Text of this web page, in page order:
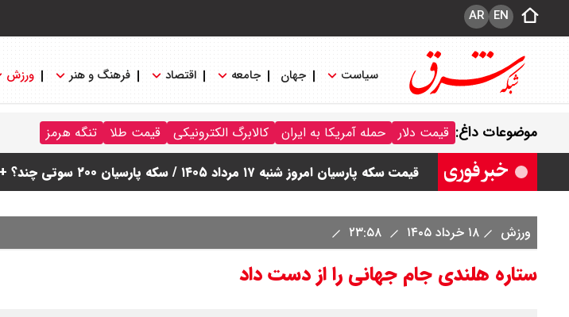
EN
AR
سیاست جهان جامعه اقتصاد فرهنگ و هنر ورزش
موضوعات داغ: قیمت دلار حمله آمریکا به ایران کالابرگ الکترونیکی قیمت طلا تنگه هرمز
قیمت طلا و سکه امروز شنبه ۱۷ مرداد ۱۴۰۵ / قیمت هر گرم طلا چند ؟ + جدول
قیمت دلار و یورو امروز شنبه ۱۷ مرداد ۱۴۰۵ / هر دلار چند؟ + جدول
قیمت سکه پارسیان امروز شنبه ۱۷ مرداد ۱۴۰۵ / سکه پارسیان ۲۰۰ سوتی چند؟ + جدول
ورزش ۱۸ خرداد ۱۴۰۵
ستاره هلندی جام جهانی را از دست داد